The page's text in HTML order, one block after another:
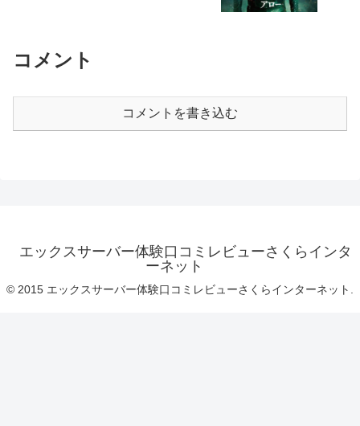
コメント
コメントを書き込む
エックスサーバー体験口コミレビューさくらインタ
ーネット
© 2015 エックスサーバー体験口コミレビューさくらインターネット.